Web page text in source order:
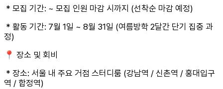
* 모집 기간: ~ 모집 인원 마감 시까지 (선착순 마감 예정)
* 활동 기간: 7월 1일 ~ 8월 31일 (여름방학 2달간 단기 집중 과
정)
📍 장소 및 회비
* 장소: 서울 내 주요 거점 스터디룸 (강남역 / 신촌역 / 홍대입구
역 / 합정역)